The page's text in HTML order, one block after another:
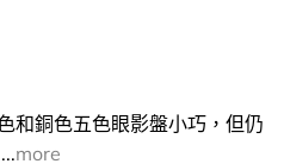
和銅色五色眼影盤小巧，但仍
more